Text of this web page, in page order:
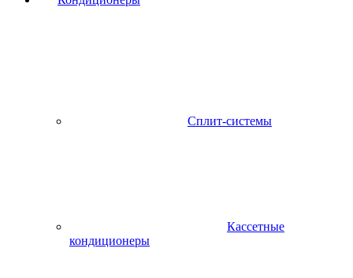
Сплит-системы
Кассетные
кондиционеры